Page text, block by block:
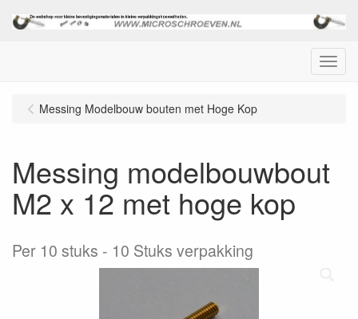
Menu
Messing Modelbouw bouten met Hoge Kop
Messing modelbouwbout
M2 x 12 met hoge kop
Per 10 stuks 10 Stuks verpakking